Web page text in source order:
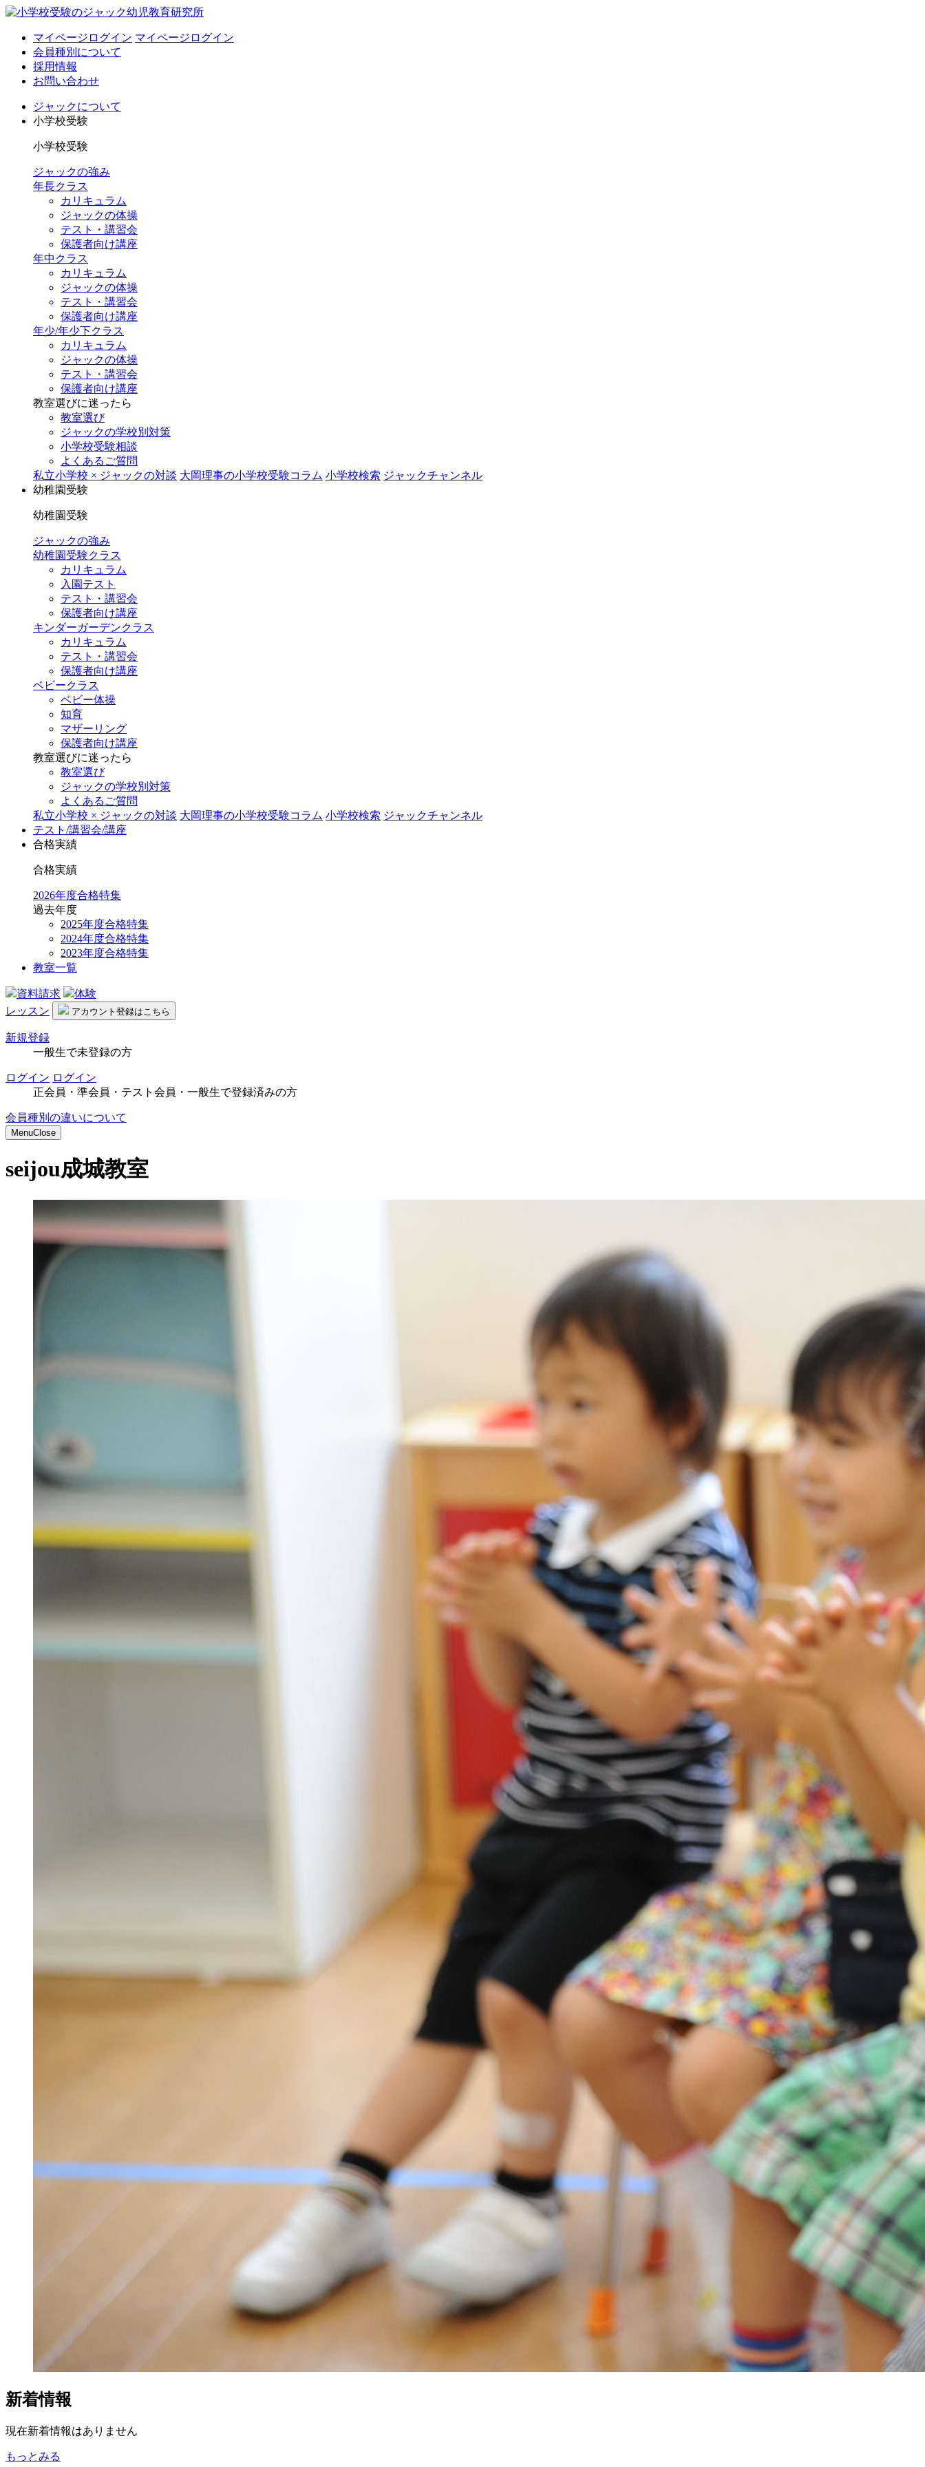
マイページログイン マイページログイン
会員種別について
採用情報
お問い合わせ
ジャックについて
小学校受験
小学校受験
ジャックの強み
年長クラス
カリキュラム
ジャックの体操
テスト・講習会
保護者向け講座
年中クラス
カリキュラム
ジャックの体操
テスト・講習会
保護者向け講座
年少/年少下クラス
カリキュラム
ジャックの体操
テスト・講習会
保護者向け講座
教室選びに迷ったら
教室選び
ジャックの学校別対策
小学校受験相談
よくあるご質問
私立小学校 × ジャックの対談 大岡理事の小学校受験コラム 小学校検索 ジャックチャンネル
幼稚園受験
幼稚園受験
ジャックの強み
幼稚園受験クラス
カリキュラム
入園テスト
テスト・講習会
保護者向け講座
キンダーガーデンクラス
カリキュラム
テスト・講習会
保護者向け講座
ベビークラス
ベビー体操
知育
マザーリング
保護者向け講座
教室選びに迷ったら
教室選び
ジャックの学校別対策
よくあるご質問
私立小学校 × ジャックの対談 大岡理事の小学校受験コラム 小学校検索 ジャックチャンネル
テスト/講習会/講座
合格実績
合格実績
2026年度合格特集
過去年度
2025年度合格特集
2024年度合格特集
2023年度合格特集
教室一覧
資料請求
体験
レッスン
アカウント 登録はこちら
新規登録
一般生で未登録の方
ログイン ログイン
正会員・準会員・テスト会員・一般生で登録済みの方
会員種別の違いについて
MenuClose
seijou成城教室
新着情報
現在新着情報はありません
もっとみる